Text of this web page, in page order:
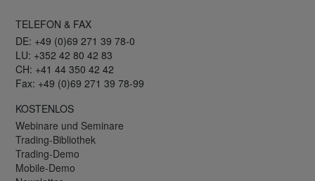
TELEFON & FAX
DE: +49 (0)69 271 39 78-0
LU: +352 42 80 42 83
CH: +41 44 350 42 42
Fax: +49 (0)69 271 39 78-99
KOSTENLOS
Webinare und Seminare
Trading-Bibliothek
Trading-Demo
Mobile-Demo